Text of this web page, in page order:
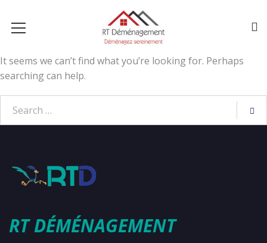
It seems we can’t find what you’re looking for. Perhaps
searching can help.
RT DÉMÉNAGEMENT